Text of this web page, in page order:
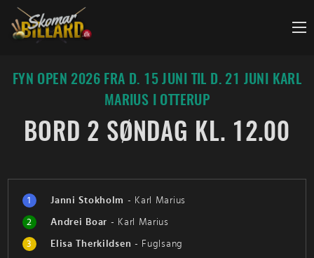
Fortsæt
indhold
FYN OPEN 2026 FRA D. 15 JUNI TIL D. 21 JUNI KARL
MARIUS I OTTERUP
BORD 2 SØNDAG KL. 12.00
1 Janni Stokholm - Karl Marius
2
Andrei Boar - Karl Marius
3
Elisa Therkildsen - Fuglsang